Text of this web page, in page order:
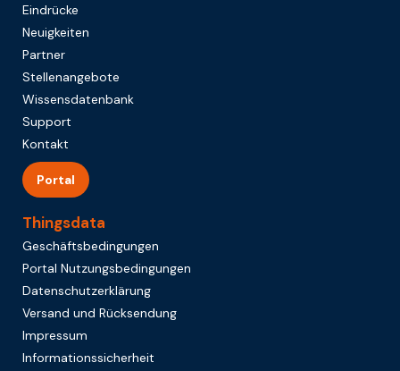
Eindrücke
Neuigkeiten
Partner
Stellenangebote
Wissensdatenbank
Support
Kontakt
Portal
Thingsdata
Geschäftsbedingungen
Portal Nutzungsbedingungen
Datenschutzerklärung
Versand und Rücksendung
Impressum
Informationssicherheit